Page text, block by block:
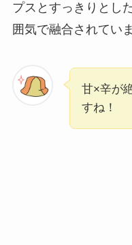
プスとすっきりとし
囲気で融合されてい
甘×辛が
すね！